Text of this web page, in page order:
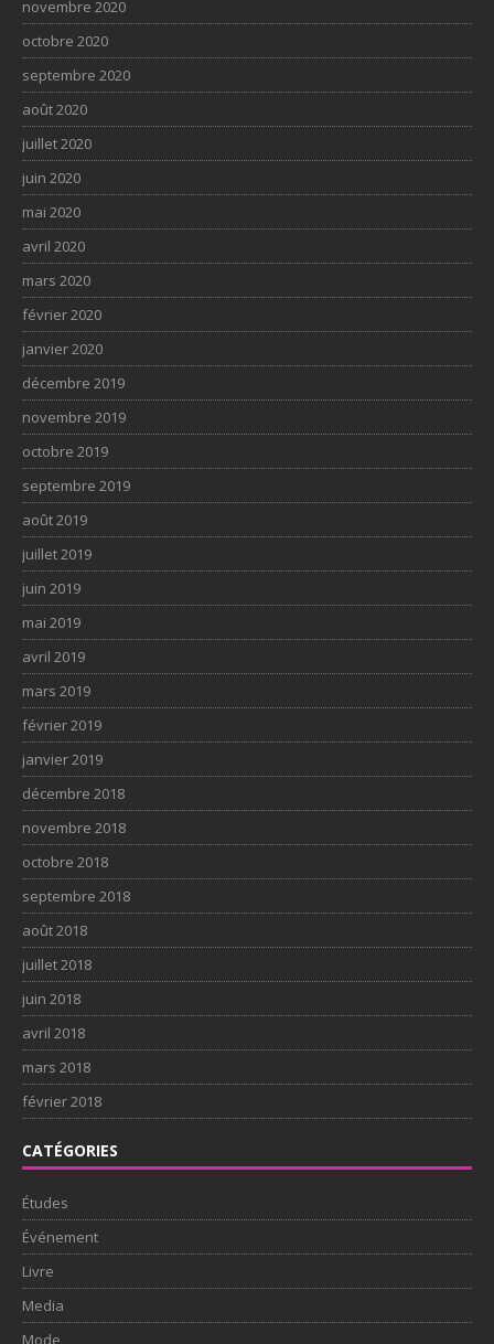
novembre 2020
octobre 2020
septembre 2020
août 2020
juillet 2020
juin 2020
mai 2020
avril 2020
mars 2020
février 2020
janvier 2020
décembre 2019
novembre 2019
octobre 2019
septembre 2019
août 2019
juillet 2019
juin 2019
mai 2019
avril 2019
mars 2019
février 2019
janvier 2019
décembre 2018
novembre 2018
octobre 2018
septembre 2018
août 2018
juillet 2018
juin 2018
avril 2018
mars 2018
février 2018
CATÉGORIES
Études
Événement
Livre
Media
Mode